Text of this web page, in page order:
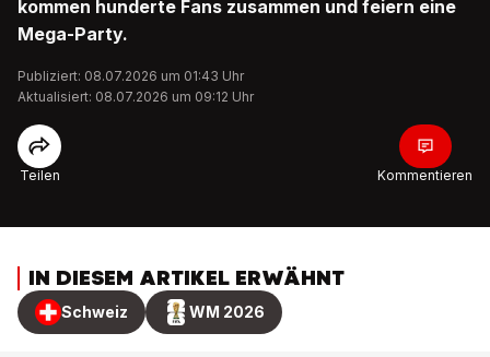
kommen hunderte Fans zusammen und feiern eine
Mega-Party.
Publiziert: 08.07.2026 um 01:43 Uhr
Aktualisiert: 08.07.2026 um 09:12 Uhr
Teilen Kommentieren
IN DIESEM ARTIKEL ERWÄHNT
Schweiz WM 2026